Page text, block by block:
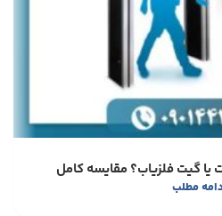
گیت فلزیاب؟ مقایسه کامل
مطلب